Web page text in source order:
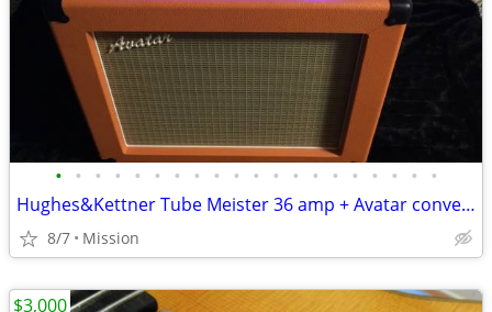
• • • • • • • • • • • • • • • • • • • •
Hughes&Kettner Tube Meister 36 amp + Avatar convertible cabinet
8/7 Mission
$3,000